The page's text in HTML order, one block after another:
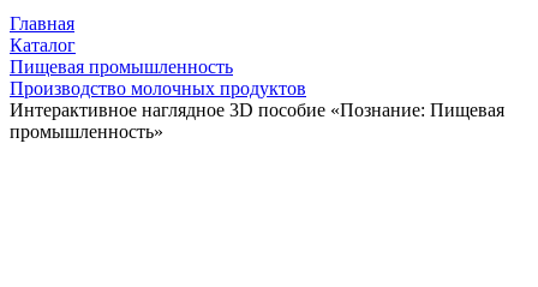
Главная
Каталог
Пищевая промышленность
Производство молочных продуктов
Интерактивное наглядное 3D пособие «Познание: Пищевая
промышленность»